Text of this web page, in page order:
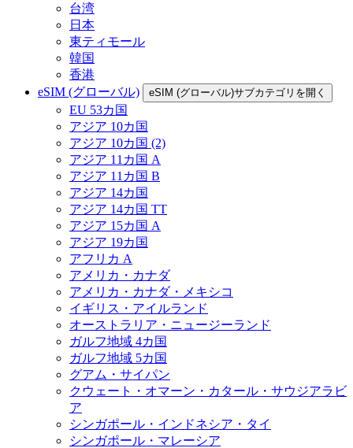
台湾
日本
東ティモール
韓国
香港
eSIM (グローバル)
eSIM (グローバル)サブカテゴリを開く
EU 53カ国
アジア 10カ国
アジア 10カ国 (2)
アジア 11カ国 A
アジア 11カ国 B
アジア 14カ国
アジア 14カ国 TT
アジア 15カ国 A
アジア 19カ国
アフリカ A
アメリカ・カナダ
アメリカ・カナダ・メキシコ
イギリス・アイルランド
オーストラリア・ニュージーランド
ガルフ地域 4カ国
ガルフ地域 5カ国
グアム・サイパン
クウェート・オマーン・カタール・サウジアラビ
ア
シンガポール・インドネシア・タイ
シンガポール・マレーシア